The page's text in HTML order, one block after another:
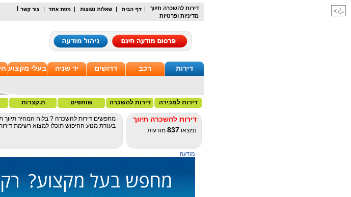
דירות להשכרה תיווך
מדיניות ופרטיות
דירות רכב דרושים יד שניה בעלי מקצוע
דירות למכירה דירות להשכרה שותפים ת.קצרות
דירות להשכרה תיווך
נמצאו 837 מודעות
מחפשים דירות להשכרה ? בלוח המהיר תיווך
בעזרת מנוע החיפוש תוכלו למצוא רשימת
מודעה